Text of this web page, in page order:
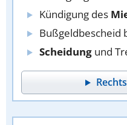
Kündigung des
Bußgeldbescheid
Scheidung und